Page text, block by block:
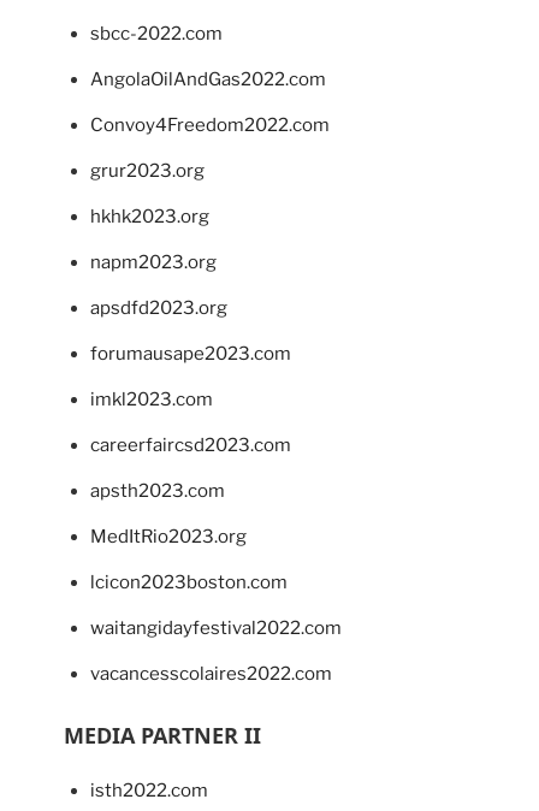
sbcc-2022.com
AngolaOilAndGas2022.com
Convoy4Freedom2022.com
grur2023.org
hkhk2023.org
napm2023.org
apsdfd2023.org
forumausape2023.com
imkl2023.com
careerfaircsd2023.com
apsth2023.com
MedItRio2023.org
lcicon2023boston.com
waitangidayfestival2022.com
vacancesscolaires2022.com
MEDIA PARTNER II
isth2022.com